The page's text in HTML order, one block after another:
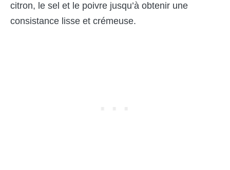
citron, le sel et le poivre jusqu’à obtenir une
consistance lisse et crémeuse.